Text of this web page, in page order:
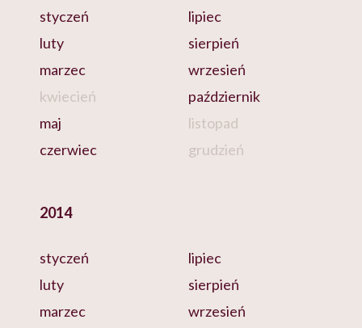
styczeń
luty
marzec
kwiecień
maj
czerwiec
lipiec
sierpień
wrzesień
październik
listopad
grudzień
2014
styczeń
luty
marzec
lipiec
sierpień
wrzesień